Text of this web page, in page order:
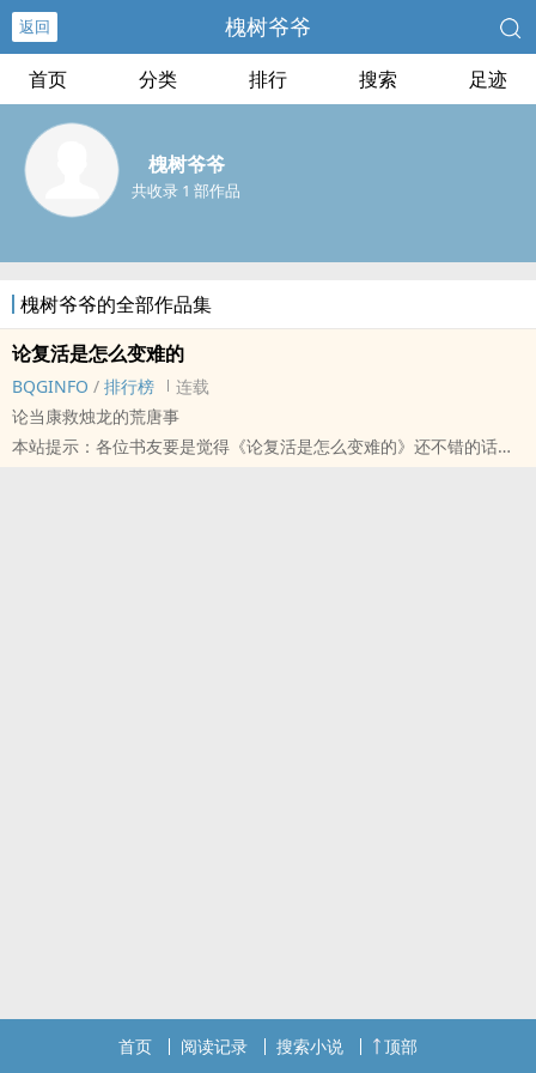
返回 槐树爷爷
首页 分类 排行 搜索 足迹
槐树爷爷
共收录 1 部作品
槐树爷爷的全部作品集
论复活是怎么变难的
BQGINFO / 排行榜
连载
论当康救烛龙的荒唐事
本站提示：各位书友要是觉得《论复活是怎么变难的》还不错的话请
首页 阅读记录 搜索小说 顶部